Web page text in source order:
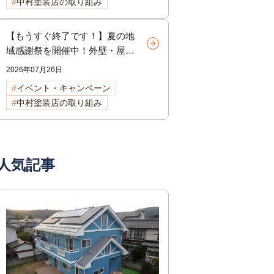
【もうすぐ終了です！】夏の地
域感謝祭を開催中！外壁・屋根
リフォームをご検討中の方へ
2026年07月26日
イベント・キャンペーン
中村塗装店の取り組み
気記事